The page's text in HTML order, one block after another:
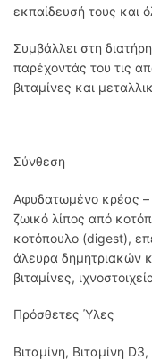
εκπαίδευσή τους και
Συμβάλλει στη
παρέχοντάς του τις
βιταμίνες και
Σύνθεση
Αφυδατωμένο κρέας –
ζωικό λίπος από
κοτόπουλο (digest),
άλευρα δημητριακών
βιταμίνες,
Πρόσθετες Ύλες
Βιταμίνη, Βιταμίνη